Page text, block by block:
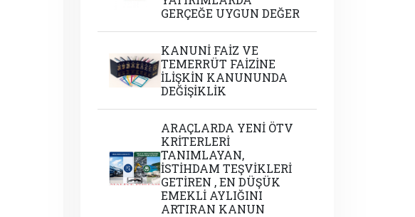
GERÇEĞE UYGUN DEĞER
KANUNİ FAİZ VE
TEMERRÜT FAİZİNE
İLİŞKİN KANUNUNDA
DEĞİŞİKLİK
ARAÇLARDA YENİ ÖTV
KRİTERLERİ
TANIMLAYAN,
İSTİHDAM TEŞVİKLERİ
GETİREN , EN DÜŞÜK
EMEKLİ AYLIĞINI
ARTIRAN KANUN